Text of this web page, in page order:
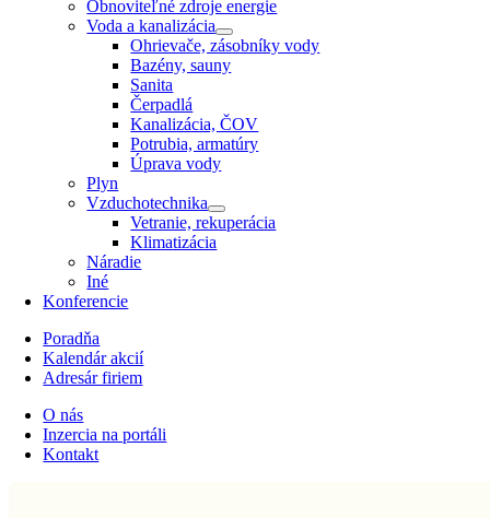
Obnoviteľné zdroje energie
Voda a kanalizácia
Ohrievače, zásobníky vody
Bazény, sauny
Sanita
Čerpadlá
Kanalizácia, ČOV
Potrubia, armatúry
Úprava vody
Plyn
Vzduchotechnika
Vetranie, rekuperácia
Klimatizácia
Náradie
Iné
Konferencie
Poradňa
Kalendár akcií
Adresár firiem
O nás
Inzercia na portáli
Kontakt